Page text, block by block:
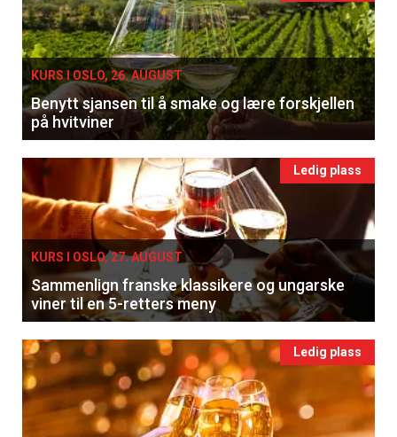
KURS I OSLO, 26. AUGUST
Benytt sjansen til å smake og lære forskjellen
på hvitviner
Ledig plass
KURS I OSLO, 27. AUGUST
Sammenlign franske klassikere og ungarske
viner til en 5-retters meny
Ledig plass